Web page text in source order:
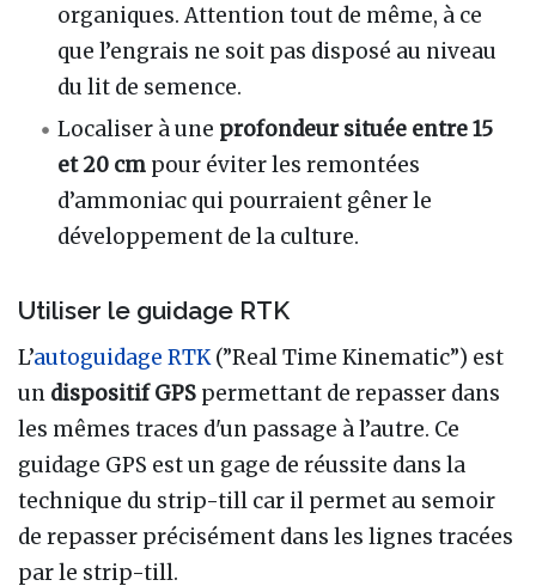
organiques. Attention tout de même, à ce
que l’engrais ne soit pas disposé au niveau
du lit de semence.
Localiser à une profondeur située entre 15
et 20 cm pour éviter les remontées
d’ammoniac qui pourraient gêner le
développement de la culture.
Utiliser le guidage RTK
L’autoguidage RTK(”Real Time Kinematic”) est
un dispositif GPS permettant de repasser dans
les mêmes traces d'un passage à l’autre. Ce
guidage GPS est un gage de réussite dans la
technique du strip-till car il permet au semoir
de repasser précisément dans les lignes tracées
par le strip-till.